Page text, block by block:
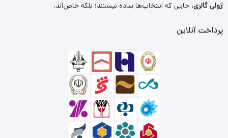
ژولی گالری، جایی که انتخاب‌ها ساده نیستند؛ بلکه خاص‌اند.
پرداخت آنلاین